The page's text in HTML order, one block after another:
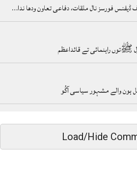
فورسز نال ملقات، دفاعی تعاون ودھا ندا…
ﷺتوں راہنمائی تے قائداعظم
ہون والے مشہور سیاسی آگُو
Load/Hide